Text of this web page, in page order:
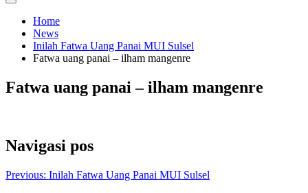
Home
News
Inilah Fatwa Uang Panai MUI Sulsel
Fatwa uang panai – ilham mangenre
Fatwa uang panai – ilham mangenre
Navigasi pos
Previous: Inilah Fatwa Uang Panai MUI Sulsel